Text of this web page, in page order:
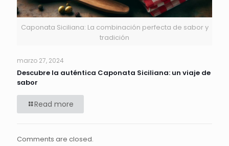
Caponata Siciliana: La combinación perfecta de sabor y
tradición
marzo 27, 2024
Descubre la auténtica Caponata Siciliana: un viaje de
sabor
Read more
Comments are closed.